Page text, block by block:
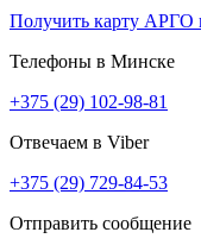
Получить карту АРГО
Телефоны в Минске
+375 (29) 102-98-81
Отвечаем в Viber
+375 (29) 729-84-53
Отправить сообщение